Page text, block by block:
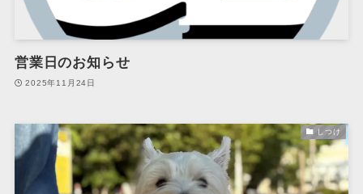
営業日のお知らせ
2025年11月24日
しつけ